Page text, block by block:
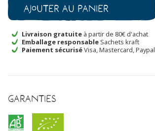
Muflier
Snowflake
Ajouter au panier
Livraison gratuite à partir de 80€ d'achat
Emballage responsable Sachets kraft
Paiement sécuriséVisa, Mastercard, Paypal
Garanties